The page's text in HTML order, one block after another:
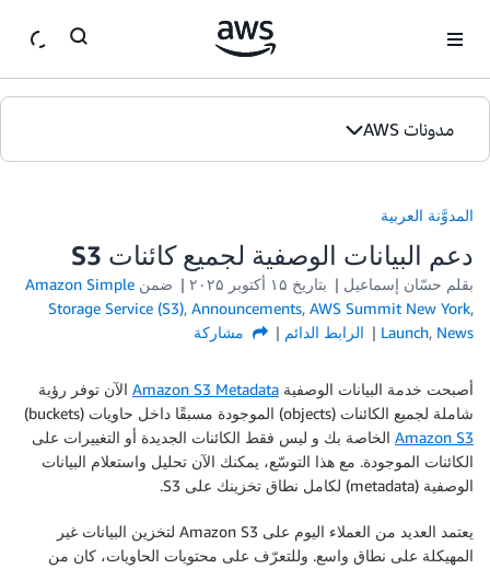
مدونات AWS
الصفحة الرئيسية
الإصدارات
المدوَّنة العربية
دعم البيانات الوصفية لجميع كائنات S3
بقلم حسّان إسماعيل بتاريخ ۱۵ أكتوبر ۲۰۲۵ ضمن Amazon Simple
Storage Service (S3), Announcements, AWS Summit New York,
Launch, News الرابط الدائم مشاركة
أصبحت خدمة البيانات الوصفية Amazon S3 Metadata الآن توفر رؤية
شاملة لجميع الكائنات (objects) الموجودة مسبقًا داخل حاويات (buckets)
Amazon S3 الخاصة بك و ليس فقط الكائنات الجديدة أو التغييرات على
الكائنات الموجودة. مع هذا التوسّع، يمكنك الآن تحليل واستعلام البيانات
الوصفية (metadata) لكامل نطاق تخزينك على S3.
يعتمد العديد من العملاء اليوم على Amazon S3 لتخزين البيانات غير
المهيكلة على نطاق واسع. وللتعرّف على محتويات الحاويات، كان من